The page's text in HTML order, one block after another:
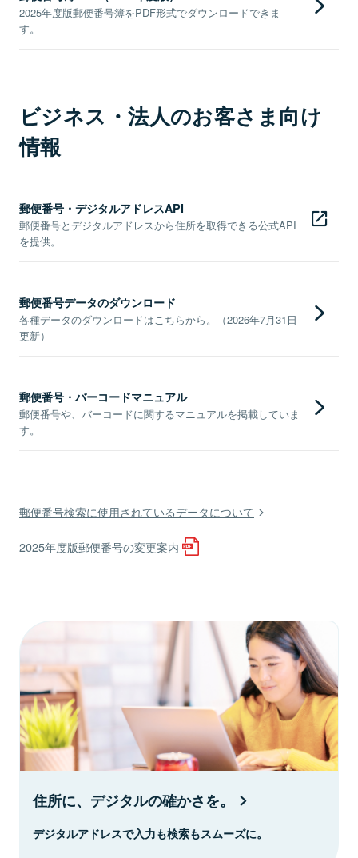
2025年度版郵便番号簿をPDF形式でダウンロードできま
す。
ビジネス・法人のお客さま向け
情報
郵便番号・デジタルアドレスAPI
郵便番号とデジタルアドレスから住所を取得できる公式API
を提供。
郵便番号データのダウンロード
各種データのダウンロードはこちらから。（2026年7月31日
更新）
郵便番号・バーコードマニュアル
郵便番号や、バーコードに関するマニュアルを掲載していま
す。
郵便番号検索に使用されているデータについて
2025年度版郵便番号の変更案内
住所に、デジタルの確かさを。
デジタルアドレスで入力も検索もスムーズに。